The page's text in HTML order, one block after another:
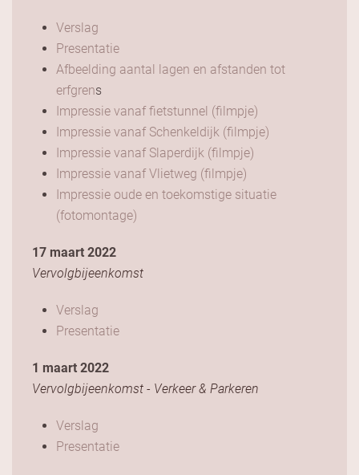
Verslag
Presentatie
Afbeelding aantal lagen en afstanden tot
erfgrens
Impressie vanaf fietstunnel (filmpje)
Impressie vanaf Schenkeldijk (filmpje)
Impressie vanaf Slaperdijk (filmpje)
Impressie vanaf Vlietweg (filmpje)
Impressie oude en toekomstige situatie
(fotomontage)
17 maart 2022
Vervolgbijeenkomst
Verslag
Presentatie
1 maart 2022
Vervolgbijeenkomst - Verkeer & Parkeren
Verslag
Presentatie